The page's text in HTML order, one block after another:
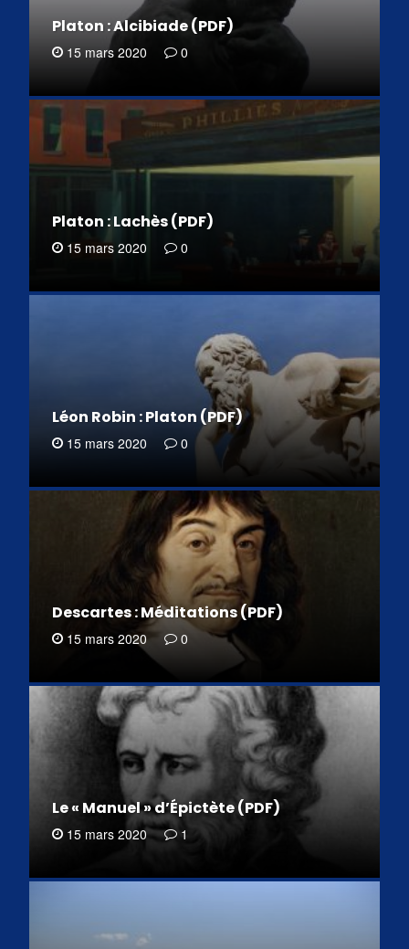
Platon : Alcibiade (PDF)
15 mars 2020 0
Platon : Lachès (PDF)
15 mars 2020 0
Léon Robin : Platon (PDF)
15 mars 2020 0
Descartes : Méditations (PDF)
15 mars 2020 0
Le « Manuel » d’Épictète (PDF)
15 mars 2020 1